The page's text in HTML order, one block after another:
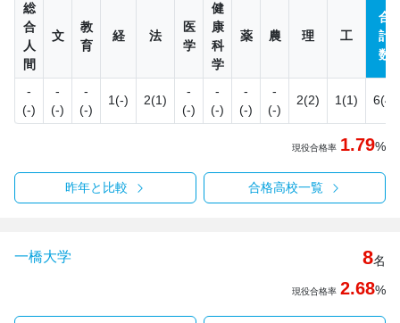
総
合
人
間
文
教
育
経 法
医
学
健
康
科
学
薬 農 理 工
合
計
数
-
(-)
-
(-)
-
(-)
1(-) 2(1)
-
(-)
-
(-)
-
(-)
-
(-)
2(2) 1(1) 6(4)
現役合格率 1.79%
昨年と比較 合格高校一覧
一橋大学 8名
現役合格率 2.68%